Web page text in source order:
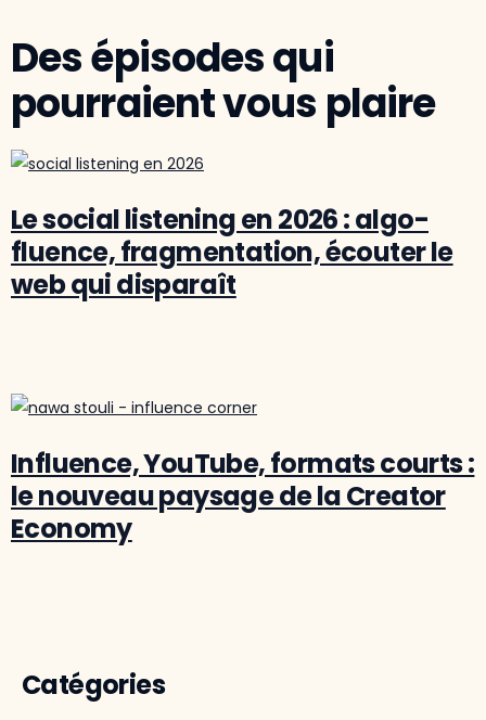
Des épisodes qui
pourraient vous plaire
Le social listening en 2026 : algo-
fluence, fragmentation, écouter le
web qui disparaît
Influence, YouTube, formats courts :
le nouveau paysage de la Creator
Economy
Catégories